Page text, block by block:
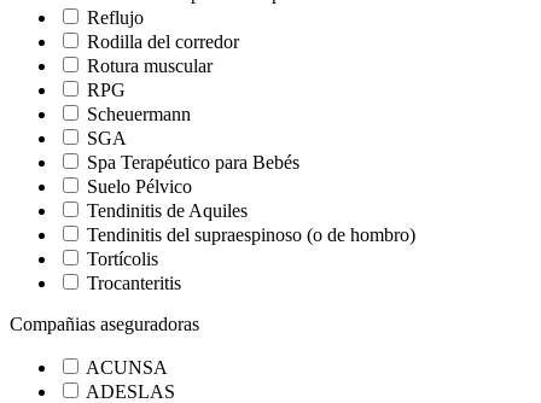
Reflujo
Rodilla del corredor
Rotura muscular
RPG
Scheuermann
SGA
Spa Terapéutico para Bebés
Suelo Pélvico
Tendinitis de Aquiles
Tendinitis del supraespinoso (o de hombro)
Tortícolis
Trocanteritis
Compañias aseguradoras
ACUNSA
ADESLAS